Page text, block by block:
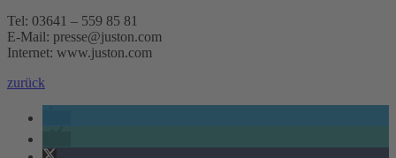
Tel: 03641 – 559 85 81
E-Mail: presse@juston.com
Internet: www.juston.com
zurück